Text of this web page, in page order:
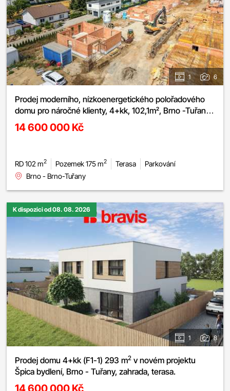
1 6
Prodej moderního, nízkoenergetického polořadového
domu pro náročné klienty, 4+kk, 102,1m², Brno -Tuřany,
2 terasy, parkování
14 600 000 Kč
RD 102 m2 Pozemek 175 m2 Terasa
Parkování
Brno - Brno-Tuřany
K dispozici od 08. 08. 2026
1 8
Prodej domu 4+kk (F1-1) 293 m2 v novém projektu
Špica bydlení, Brno - Tuřany, zahrada, terasa.
14 600 000 Kč